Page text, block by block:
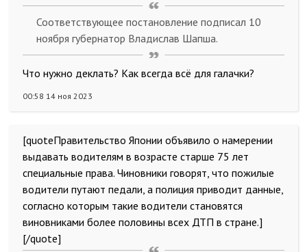
Соответствующее постановление подписал 10
ноября губернатор Владислав Шапша.
Что нужно деклать? Как всегда всё для галачки?
00:58 14 ноя 2023
[quoteПравительство Японии объявило о намерении
выдавать водителям в возрасте старше 75 лет
специальные права. Чиновники говорят, что пожилые
водители путают педали, а полиция приводит данные,
согласно которым такие водители становятся
виновниками более половины всех ДТП в стране.]
[/quote]